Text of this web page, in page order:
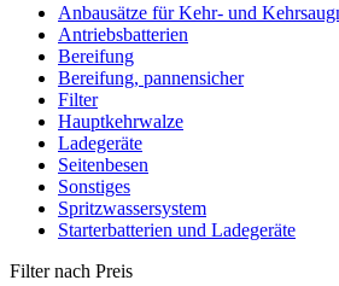
Anbausätze für Kehr- und
Antriebsbatterien
Bereifung
Bereifung, pannensicher
Filter
Hauptkehrwalze
Ladegeräte
Seitenbesen
Sonstiges
Spritzwassersystem
Starterbatterien und Ladegeräte
Filter nach Preis